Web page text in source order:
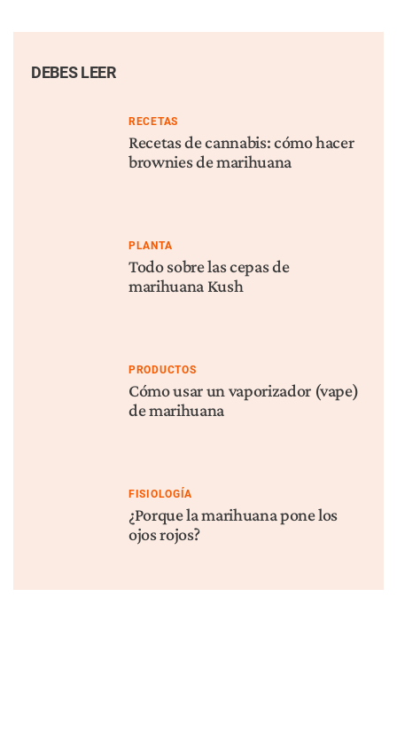
DEBES LEER
RECETAS
Recetas de cannabis: cómo hacer
brownies de marihuana
PLANTA
Todo sobre las cepas de
marihuana Kush
PRODUCTOS
Cómo usar un vaporizador (vape)
de marihuana
FISIOLOGÍA
¿Porque la marihuana pone los
ojos rojos?